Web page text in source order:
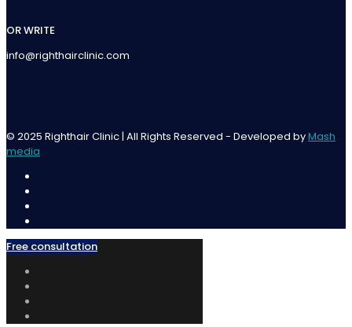
OR WRITE
info@righthairclinic.com
© 2025 Righthair Clinic | All Rights Reserved - Developed byMash
media
Free consultation